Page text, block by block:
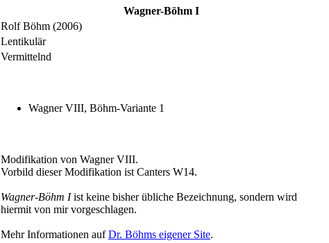
Wagner-Böhm I
Rolf Böhm (2006)
Lentikulär
Vermittelnd
Wagner VIII, Böhm-Variante 1
Modifikation von Wagner VIII.
Vorbild dieser Modifikation ist Canters W14.
Wagner-Böhm Iist keine bisher übliche Bezeichnung, sondern wird
hiermit von mir vorgeschlagen.
Mehr Informationen aufDr. Böhms eigener Site.